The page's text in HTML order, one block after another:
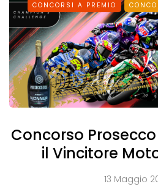
CONCORSI A PREMIO
Concorso
il Vincitore
13 Maggio